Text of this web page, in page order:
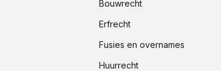
Bouwrecht
Erfrecht
Fusies en overnames
Huurrecht